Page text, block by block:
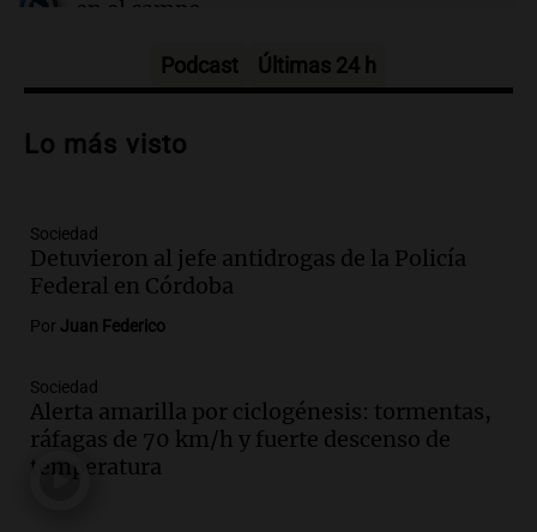
en el campo
Audio.Preparativos para la feria en La
de apertura
Audio.
lluvias, senadores manifiestan
oposición a ley de tierras
Panorama Federal
Audio.
centro de esquí Penitentes Park tras
siete años de cierre por falta de nieve
Panorama Federal
Podcast Últimas 24 h
Lo más visto
Sociedad
Detuvieron al jefe antidrogas de la Policía
Federal en Córdoba
Por Juan Federico
Sociedad
Alerta amarilla por ciclogénesis: tormentas,
ráfagas de 70 km/h y fuerte descenso de
temperatura